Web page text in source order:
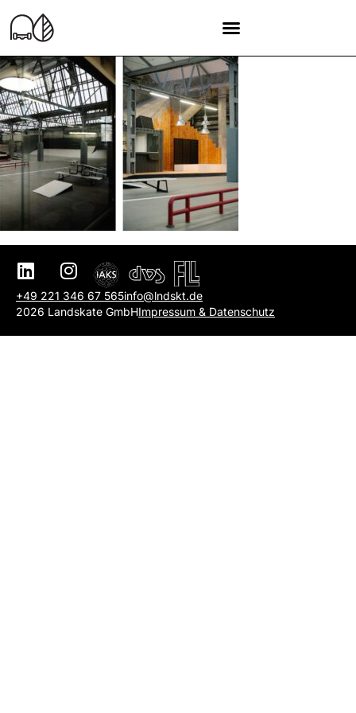
+49 221 346 67 565info@lndskt.de
2026 Landskate GmbHImpressum & Datenschutz